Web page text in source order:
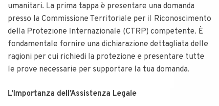
umanitari. La prima tappa è presentare una domanda
presso la Commissione Territoriale per il Riconoscimento
della Protezione Internazionale (CTRP) competente. È
fondamentale fornire una dichiarazione dettagliata delle
ragioni per cui richiedi la protezione e presentare tutte
le prove necessarie per supportare la tua domanda.
L’Importanza dell’Assistenza Legale